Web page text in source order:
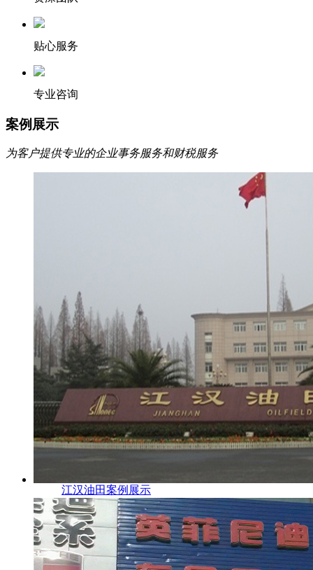
贴心服务
专业咨询
案例展示
为客户提供专业的企业事务服务和财税服务
江汉油田案例展示